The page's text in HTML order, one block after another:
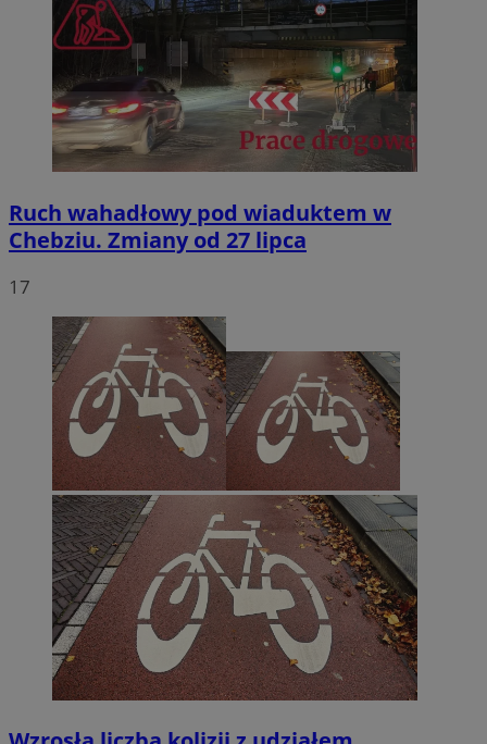
Ruch wahadłowy pod wiaduktem w
Chebziu. Zmiany od 27 lipca
17